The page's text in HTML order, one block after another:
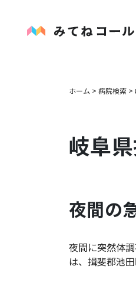
ホーム > 病院検索 >
岐阜県
夜間の
夜間に突然体
は、 揖斐郡池